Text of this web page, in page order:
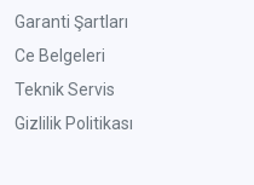
Garanti Şartları
Ce Belgeleri
Teknik Servis
Gizlilik Politikası